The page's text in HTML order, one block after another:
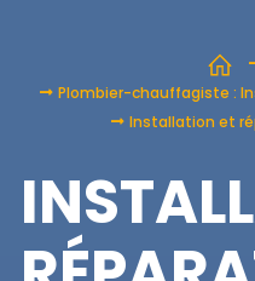
Plombier-chauffagiste :
Installation et